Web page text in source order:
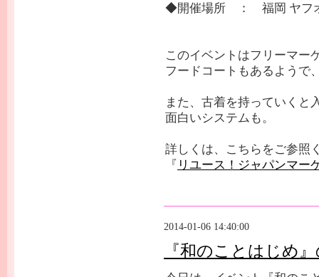
◆開催場所 ： 福岡 ヤフ
このイベントはフリーマー
フードコートもあるようで
また、古着を持っていくと
面白いシステムも。
詳しくは、こちらをご参照
『 リユース！ジャパンマー
2014-01-06 14:40:00
『和のことはじめ